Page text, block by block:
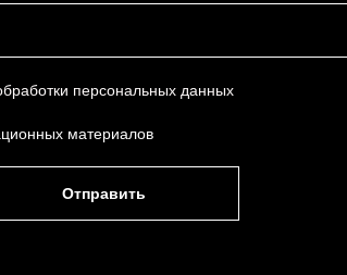
персональных данных
материалов
Отправить